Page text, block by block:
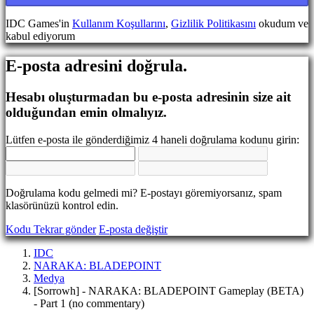
Dil
değiştir
AR
BS
CS
DE
EL
EN
FI
JA
KO
NO
PL
IDC Games'in Kullanım Koşullarını, Gizlilik Politikasını okudum ve
kabul ediyorum
E-posta adresini doğrula.
Hesabı oluşturmadan bu e-posta adresinin size ait
olduğundan emin olmalıyız.
Lütfen e-posta ile gönderdiğimiz 4 haneli doğrulama kodunu girin:
Doğrulama kodu gelmedi mi? E-postayı göremiyorsanız, spam
klasörünüzü kontrol edin.
Kodu Tekrar gönder E-posta değiştir
IDC
NARAKA: BLADEPOINT
Medya
[Sorrowh] - NARAKA: BLADEPOINT Gameplay (BETA)
- Part 1 (no commentary)